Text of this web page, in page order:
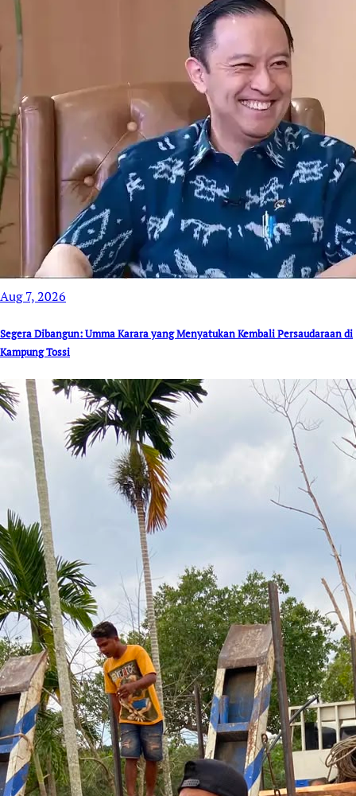
Aug 7, 2026
Segera Dibangun: Umma Karara yang Menyatukan Kembali Persaudaraan di
Kampung Tossi